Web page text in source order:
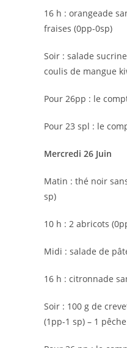
16 h : orangeade
fraises (0pp-0sp)
Soir : salade
coulis de mangue
Pour 26pp : le
Pour 23 spl : le
Mercredi 26 Juin
Matin : thé noir
sp)
10 h : 2 abricots
Midi : salade de
16 h : citronnade
Soir : 100 g de
(1pp-1 sp) – 1